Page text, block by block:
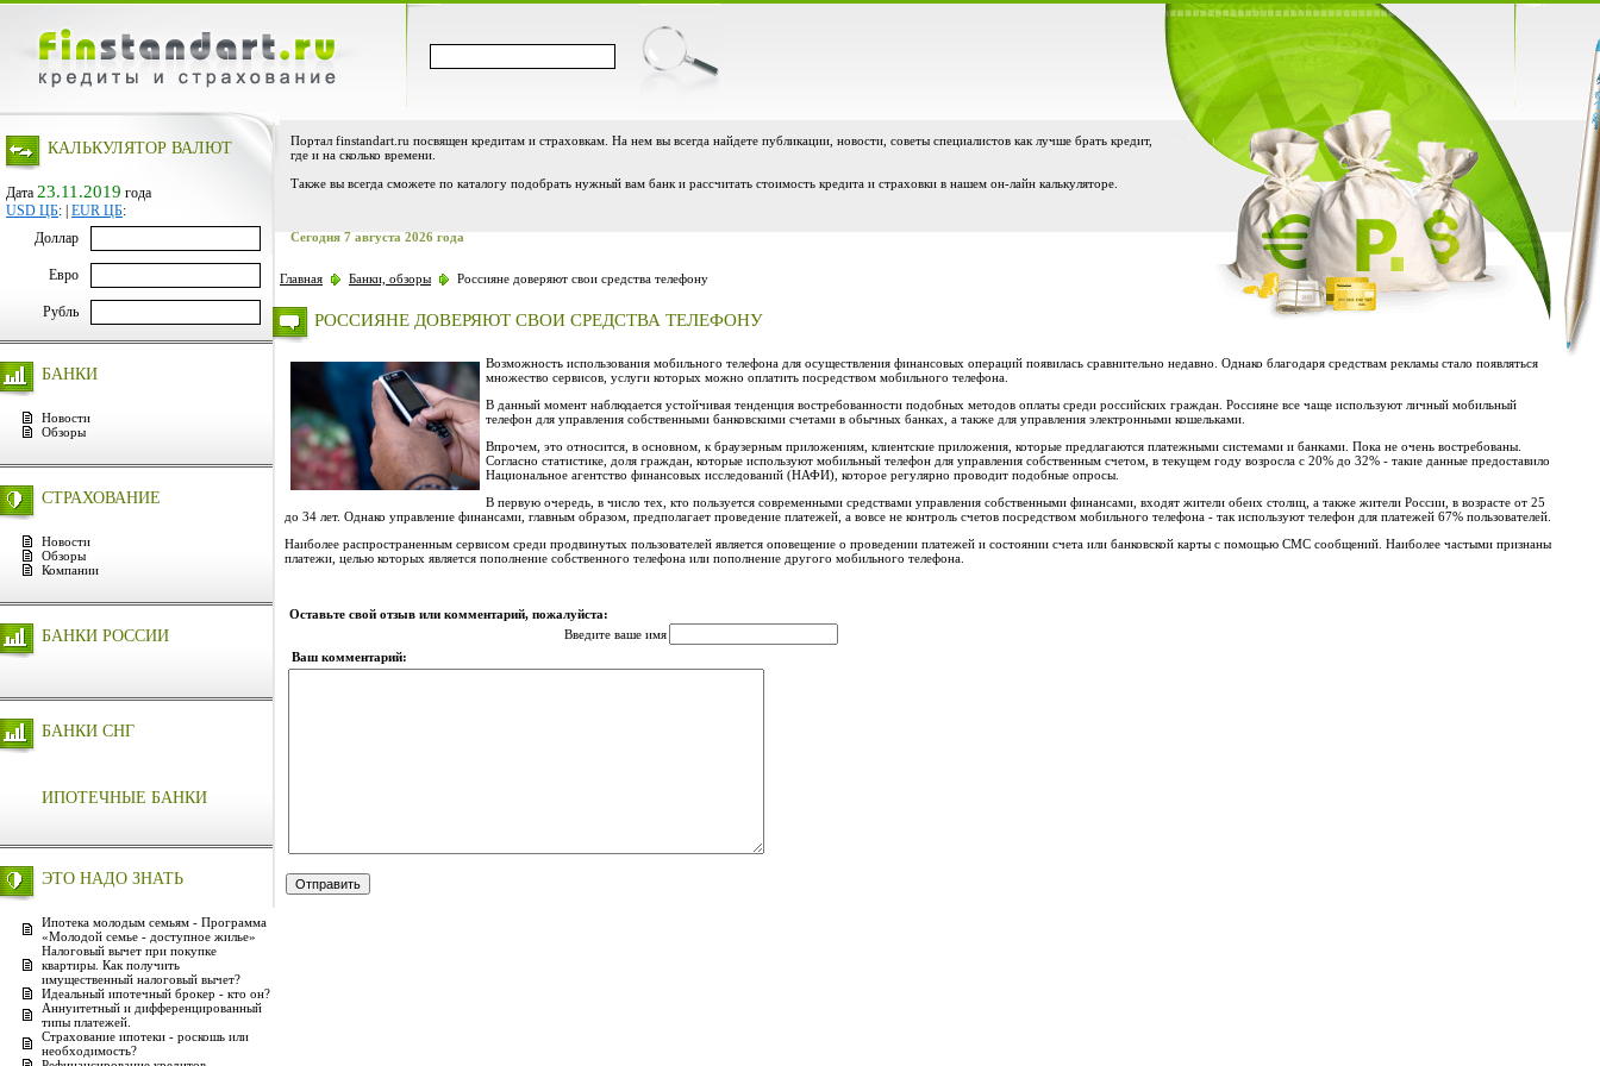
КАЛЬКУЛЯТОР ВАЛЮТ
Дата 23.11.2019 года
USD ЦБ: EUR ЦБ:
Доллар
Евро
Рубль
БАНКИ
Новости
Обзоры
СТРАХОВАНИЕ
Новости
Обзоры
Компании
БАНКИ РОССИИ
БАНКИ СНГ
ИПОТЕЧНЫЕ БАНКИ
ЭТО НАДО ЗНАТЬ
Ипотека молодым семьям - Программа
«Молодой семье - доступное жилье»
Налоговый вычет при покупке
квартиры. Как получить
имущественный налоговый вычет?
Идеальный ипотечный брокер - кто он?
Аннуитетный и дифференцированный
типы платежей.
Страхование ипотеки - роскошь или
необходимость?
Портал finstandart.ru посвящен кредитам и страховкам. На нем вы всегда найдете публикации, новости, советы специалистов как лучше брать кредит,
где и на сколько времени.
Также вы всегда сможете по каталогу подобрать нужный вам банк и рассчитать стоимость кредита и страховки в нашем он-лайн калькуляторе.
Сегодня 7 августа 2026 года
Главная Банки, обзоры Россияне доверяют свои средства телефону
РОССИЯНЕ ДОВЕРЯЮТ СВОИ СРЕДСТВА ТЕЛЕФОНУ
Возможность использования мобильного телефона для осуществления финансовых операций появилась сравнительно недавно. Однако благодаря средствам рекламы стало появляться
множество сервисов, услуги которых можно оплатить посредством мобильного телефона.
В данный момент наблюдается устойчивая тенденция востребованности подобных методов оплаты среди российских граждан. Россияне все чаще используют личный мобильный
телефон для управления собственными банковскими счетами в обычных банках, а также для управления электронными кошельками.
Впрочем, это относится, в основном, к браузерным приложениям, клиентские приложения, которые предлагаются платежными системами и банками. Пока не очень востребованы.
Согласно статистике, доля граждан, которые используют мобильный телефон для управления собственным счетом, в текущем году возросла с 20% до 32% - такие данные предоставило
Национальное агентство финансовых исследований (НАФИ), которое регулярно проводит подобные опросы.
В первую очередь, в число тех, кто пользуется современными средствами управления собственными финансами, входят жители обеих столиц, а также жители России, в возрасте от 25
до 34 лет. Однако управление финансами, главным образом, предполагает проведение платежей, а вовсе не контроль счетов посредством мобильного телефона - так используют телефон для платежей 67% пользователей.
Наиболее распространенным сервисом среди продвинутых пользователей является оповещение о проведении платежей и состоянии счета или банковской карты с помощью СМС сообщений. Наиболее частыми признаны
платежи, целью которых является пополнение собственного телефона или пополнение другого мобильного телефона.
Оставьте свой отзыв или комментарий, пожалуйста:
Введите ваше имя
Ваш комментарий: